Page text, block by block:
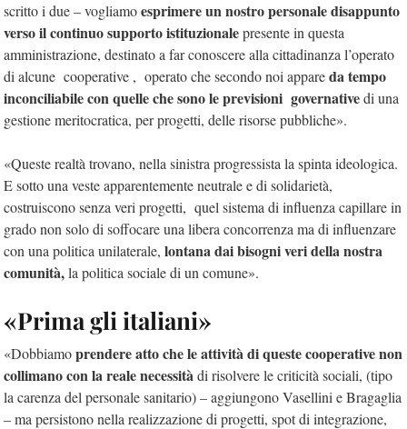
scritto i due – vogliamoesprimere un nostro personale disappunto
verso il continuo supporto istituzionalepresente in questa
amministrazione, destinato a far conoscere alla cittadinanza l’operato
di alcune cooperative , operato che secondo noi appareda tempo
inconciliabile con quelle che sono le previsioni governativedi una
gestione meritocratica, per progetti, delle risorse pubbliche».
«Queste realtà trovano, nella sinistra progressista la spinta ideologica.
E sotto una veste apparentemente neutrale e di solidarietà,
costruiscono senza veri progetti, quel sistema di influenza capillare in
grado non solo di soffocare una libera concorrenza ma di influenzare
con una politica unilaterale, lontana dai bisogni veri della nostra
comunità,la politica sociale di un comune».
«Prima gli italiani»
«Dobbiamoprendere atto che le attività di queste cooperative non
collimano con la reale necessitàdi risolvere le criticità sociali, (tipo
la carenza del personale sanitario) – aggiungono Vasellini e Bragaglia
– ma persistono nella realizzazione di progetti, spot di integrazione,